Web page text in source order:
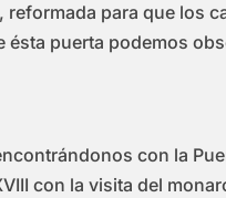
para que los
puerta podemos
con la
con la visita del